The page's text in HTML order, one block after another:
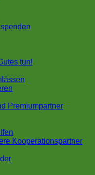
tun!
Premiumpartner
Kooperationspartner